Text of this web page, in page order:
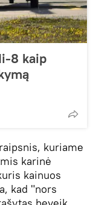
8 kaip
kuriame
karinė
kainuos
kad "nors